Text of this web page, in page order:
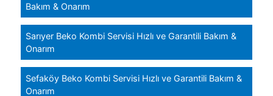
Bakım & Onarım
Sarıyer Beko Kombi Servisi Hızlı ve Garantili Bakım &
Onarım
Sefaköy Beko Kombi Servisi Hızlı ve Garantili Bakım &
Onarım